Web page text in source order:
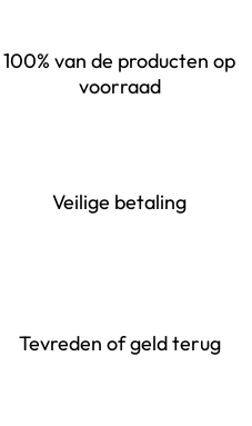
100% van de producten op
voorraad
Veilige betaling
Tevreden of geld terug